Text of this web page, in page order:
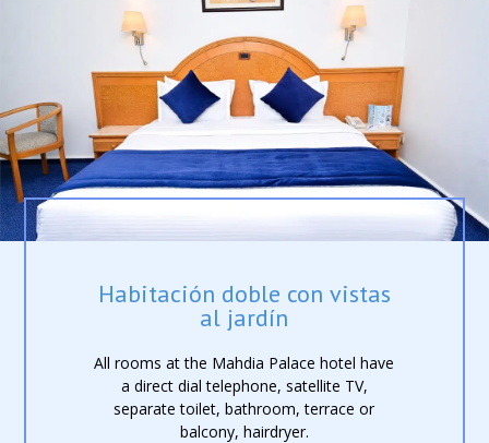
Habitación doble con vistas
al jardín
All rooms at the Mahdia Palace hotel have
a direct dial telephone, satellite TV,
separate toilet, bathroom, terrace or
balcony, hairdryer.